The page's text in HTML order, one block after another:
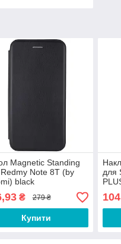
Magnetic Standing
Note 8T (by
black
₴ 279 ₴
Купити
для